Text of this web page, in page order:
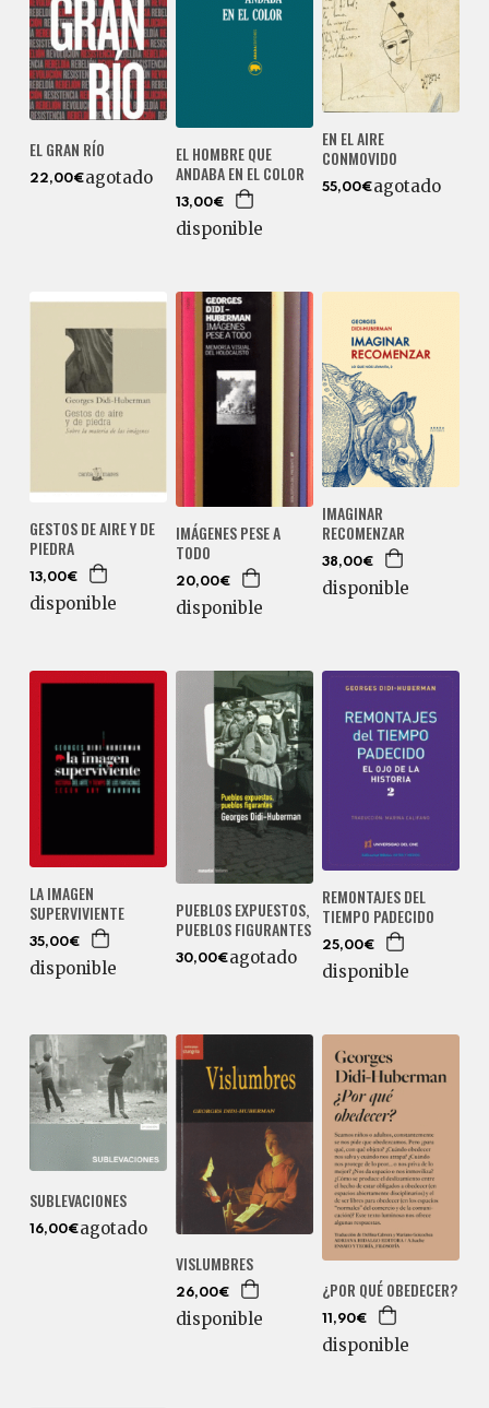
EL GRAN RÍO
22,00€agotado
EL HOMBRE QUE
ANDABA EN EL COLOR
13,00€
disponible
EN EL AIRE
CONMOVIDO
55,00€agotado
GESTOS DE AIRE Y DE
PIEDRA
13,00€
disponible
IMÁGENES PESE A
TODO
20,00€
disponible
IMAGINAR
RECOMENZAR
38,00€
disponible
LA IMAGEN
SUPERVIVIENTE
35,00€
disponible
PUEBLOS EXPUESTOS,
PUEBLOS FIGURANTES
30,00€agotado
REMONTAJES DEL
TIEMPO PADECIDO
25,00€
disponible
SUBLEVACIONES
16,00€agotado
VISLUMBRES
26,00€
disponible
¿POR QUÉ OBEDECER?
11,90€
disponible